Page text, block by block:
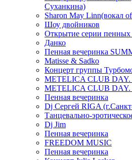
Суханкина)
Sharon May Linn(вокал
Шоу двойников
Открытие серии пенных
Данко
Пенная вечеринка
Matisse & Sadko
Концерт группы
METELICA CLUB DAY.
METELICA CLUB DAY.
Пенная вечеринка
Dj Сергей RIGA
Танцевально-
Dj Jim
Пенная вечеринка
FREEDOM MUSIC
Пенная вечеринка